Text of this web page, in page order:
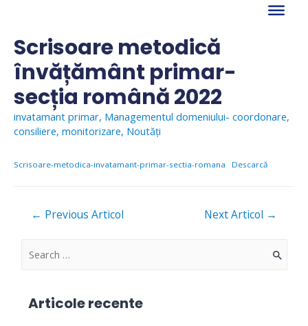
contentScrisoare metodică
învățământ primar-
secția română 2022
invatamant primar, Managementul domeniului- coordonare,
consiliere, monitorizare, Noutăți
Scrisoare-metodica-invatamant-primar-sectia-romana Descarcă
Navigare
← Previous Articol Next Articol →
S
Articole recente